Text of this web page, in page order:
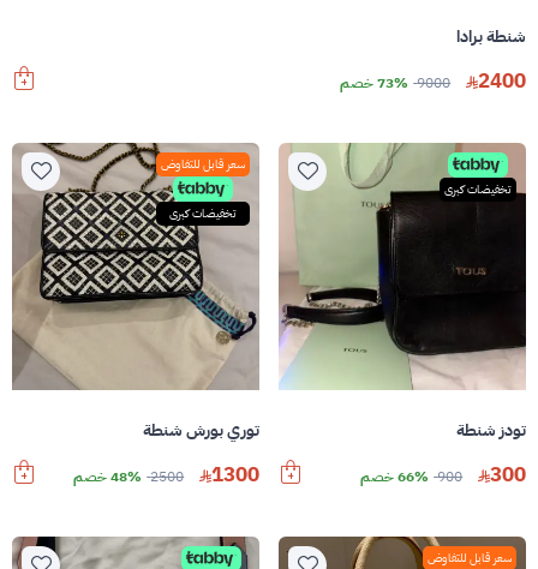
شنطة برادا
2400
9000 73% خصم
تخفيضات كبرى
تودز شنطة
300
900 66% خصم
سعر قابل للتفاوض
تخفيضات كبرى
توري بورش شنطة
1300
2500 48% خصم
سعر قابل للتفاوض